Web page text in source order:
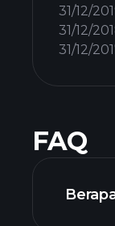
31/12/
31/12/
31/12/
FAQ